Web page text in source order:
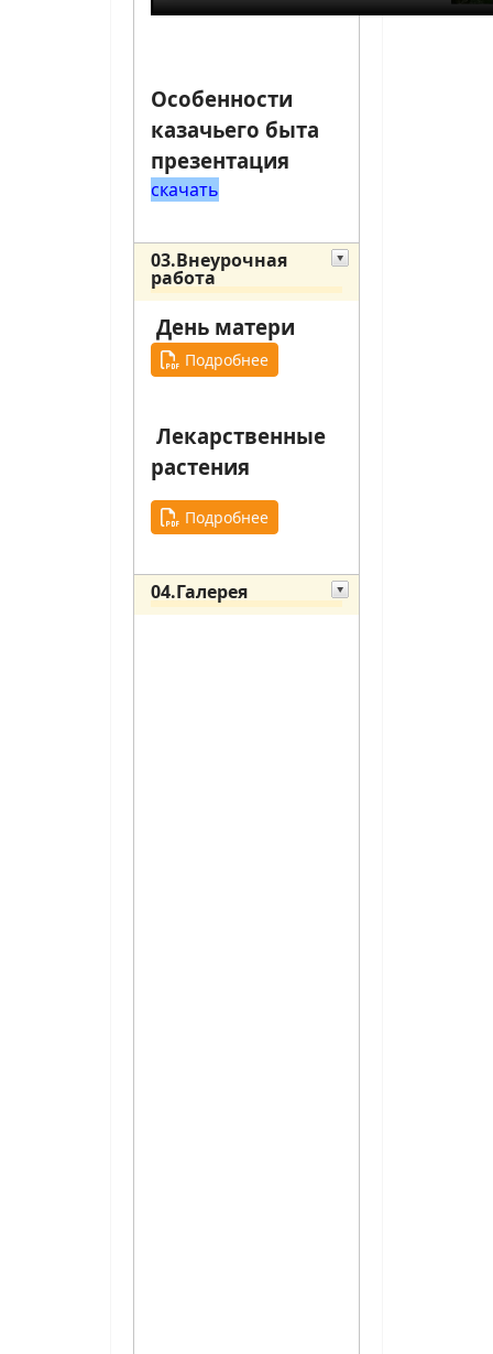
Особенности
казачьего быта
презентация
скачать
03.Внеурочная
работа
День матери
Подробнее
Лекарственные
растения
Подробнее
04.Галерея